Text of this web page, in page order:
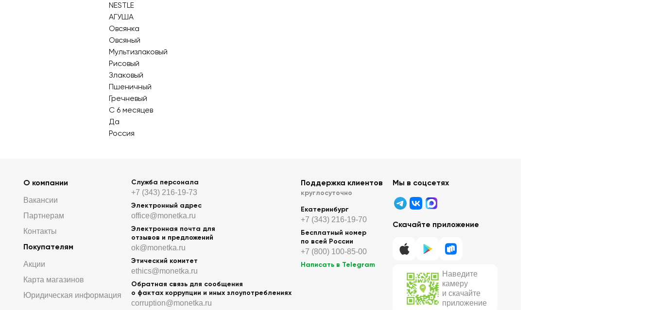
NESTLE
АГУША
Овсянка
Овсяный
Мультизлаковый
Рисовый
Злаковый
Пшеничный
Гречневый
С 6 месяцев
Да
Россия
О компании
Вакансии
Партнерам
Контакты
Покупателям
Акции
Карта магазинов
Юридическая информация
Служба персонала
+7 (343) 216-19-73
Электронный адрес
office@monetka.ru
Электронная почта для
отзывов и предложений
ok@monetka.ru
Этический комитет
ethics@monetka.ru
Обратная связь для сообщения
о фактах коррупции и иных злоупотреблениях
corruption@monetka.ru
Поддержка клиентов
круглосуточно
Екатеринбург
+7 (343) 216-19-70
Бесплатный номер
по всей России
+7 (800) 100-85-00
Написать в Telegram
Мы в соцсетях
Скачайте приложение
Наведите
камеру
и скачайте
приложение